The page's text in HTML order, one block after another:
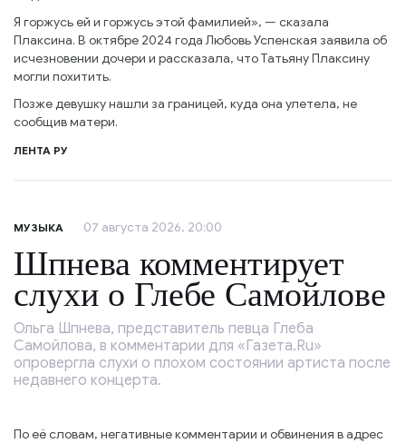
Я горжусь ей и горжусь этой фамилией», — сказала
Плаксина. В октябре 2024 года Любовь Успенская заявила об
исчезновении дочери и рассказала, что Татьяну Плаксину
могли похитить.
Позже девушку нашли за границей, куда она улетела, не
сообщив матери.
ЛЕНТА РУ
МУЗЫКА 07 августа 2026, 20:00
Шпнева комментирует
слухи о Глебе Самойлове
Ольга Шпнева, представитель певца Глеба
Самойлова, в комментарии для «Газета.Ru»
опровергла слухи о плохом состоянии артиста после
недавнего концерта.
По её словам, негативные комментарии и обвинения в адрес